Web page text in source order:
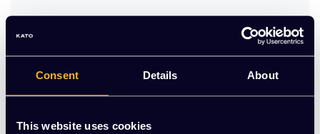
Consent Details About
This website uses cookies
persoonlijke verwarmingszone op je bureau. Geniet van
directe, efficiënte warmte dankzij de GVK-technologie.